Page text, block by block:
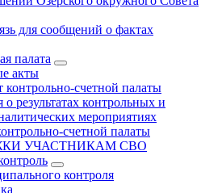
для сообщений о фактах
палата
акты
счетной палаты
результатах контрольных и
мероприятиях
счетной палаты
УЧАСТНИКАМ СВО
контроля